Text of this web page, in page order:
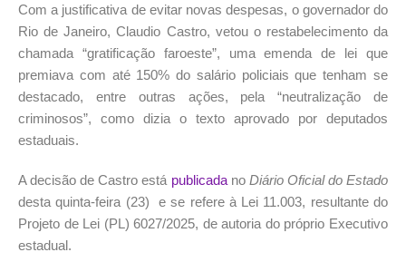
Com a justificativa de evitar novas despesas, o governador do
Rio de Janeiro, Claudio Castro, vetou o restabelecimento da
chamada “gratificação faroeste”, uma emenda de lei que
premiava com até 150% do salário policiais que tenham se
destacado, entre outras ações, pela “neutralização de
criminosos”, como dizia o texto aprovado por deputados
estaduais.
A decisão de Castro está publicada no Diário Oficial do Estado
desta quinta-feira (23) e se refere à Lei 11.003, resultante do
Projeto de Lei (PL) 6027/2025, de autoria do próprio Executivo
estadual.